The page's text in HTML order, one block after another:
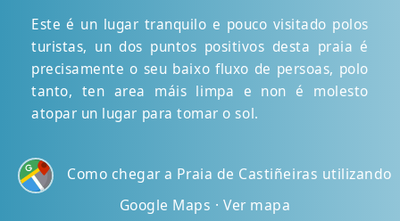
Este é un lugar tranquilo e pouco visitado polos
turistas, un dos puntos positivos desta praia é
precisamente o seu baixo fluxo de persoas, polo
tanto, ten area máis limpa e non é molesto
atopar un lugar para tomar o sol.
Como chegar a Praia de Castiñeiras utilizando
Google Maps · Ver mapa